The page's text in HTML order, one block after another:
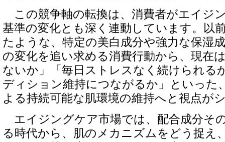
この競争軸の転換は、消費者がエイジ
基準の変化とも深く連動しています。以
たような、特定の美白成分や強力な保湿
の変化を追い求める消費行動から、現在
ないか」「毎日ストレスなく続けられる
ディション維持につながるか」といった
よる持続可能な肌環境の維持へと視点が
エイジングケア市場では、配合成分そ
る時代から、肌のメカニズムをどう捉え